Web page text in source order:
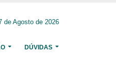
de Agosto de 2026
DÚVIDAS